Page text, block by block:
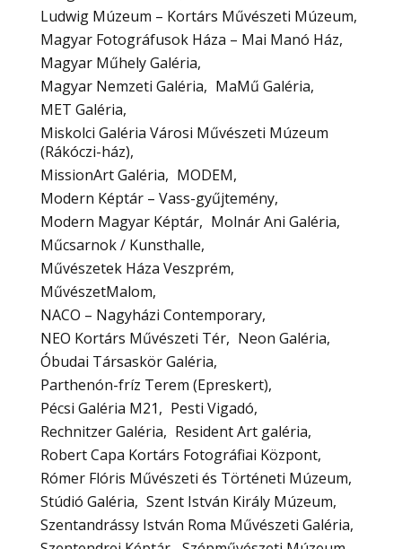
Ludwig Múzeum – Kortárs Művészeti Múzeum
Magyar Fotográfusok Háza – Mai Manó Ház
Magyar Műhely Galéria
Magyar Nemzeti Galéria
MaMű Galéria
MET Galéria
Miskolci Galéria Városi Művészeti Múzeum
(Rákóczi-ház)
MissionArt Galéria
MODEM
Modern Képtár – Vass-gyűjtemény
Modern Magyar Képtár
Molnár Ani Galéria
Műcsarnok / Kunsthalle
Művészetek Háza Veszprém
MűvészetMalom
NACO – Nagyházi Contemporary
NEO Kortárs Művészeti Tér
Neon Galéria
Óbudai Társaskör Galéria
Parthenón-fríz Terem (Epreskert)
Pécsi Galéria M21
Pesti Vigadó
Rechnitzer Galéria
Resident Art galéria
Robert Capa Kortárs Fotográfiai Központ
Rómer Flóris Művészeti és Történeti Múzeum
Stúdió Galéria
Szent István Király Múzeum
Szentandrássy István Roma Művészeti Galéria